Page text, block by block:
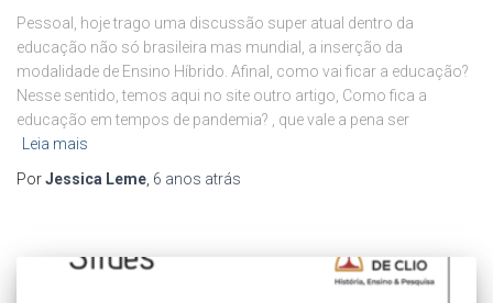
Pessoal, hoje trago uma discussão super atual dentro da
educação não só brasileira mas mundial, a inserção da
modalidade de Ensino Híbrido. Afinal, como vai ficar a educação?
Nesse sentido, temos aqui no site outro artigo, Como fica a
educação em tempos de pandemia? , que vale a pena ser
Leia mais
PorJessica Leme 6 anos atrás